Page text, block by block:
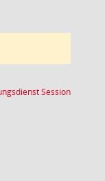
Session(Wird in